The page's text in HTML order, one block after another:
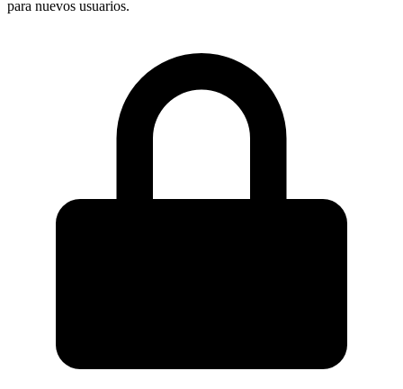
para nuevos usuarios.